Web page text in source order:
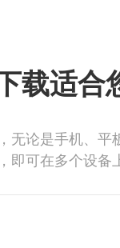
载适合
无论是手机、平
即可在多个设备